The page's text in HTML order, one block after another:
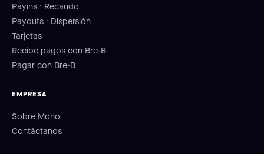
Payins · Recaudo
Payouts · Dispersión
Tarjetas
Recibe pagos con Bre-B
Pagar con Bre-B
EMPRESA
Sobre Mono
Contáctanos